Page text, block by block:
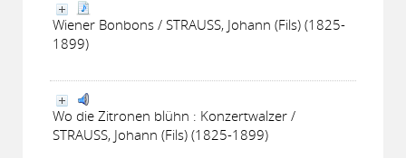
Wiener Bonbons / STRAUSS, Johann (Fils) (1825-
1899)
Wo die Zitronen blühn : Konzertwalzer /
STRAUSS, Johann (Fils) (1825-1899)